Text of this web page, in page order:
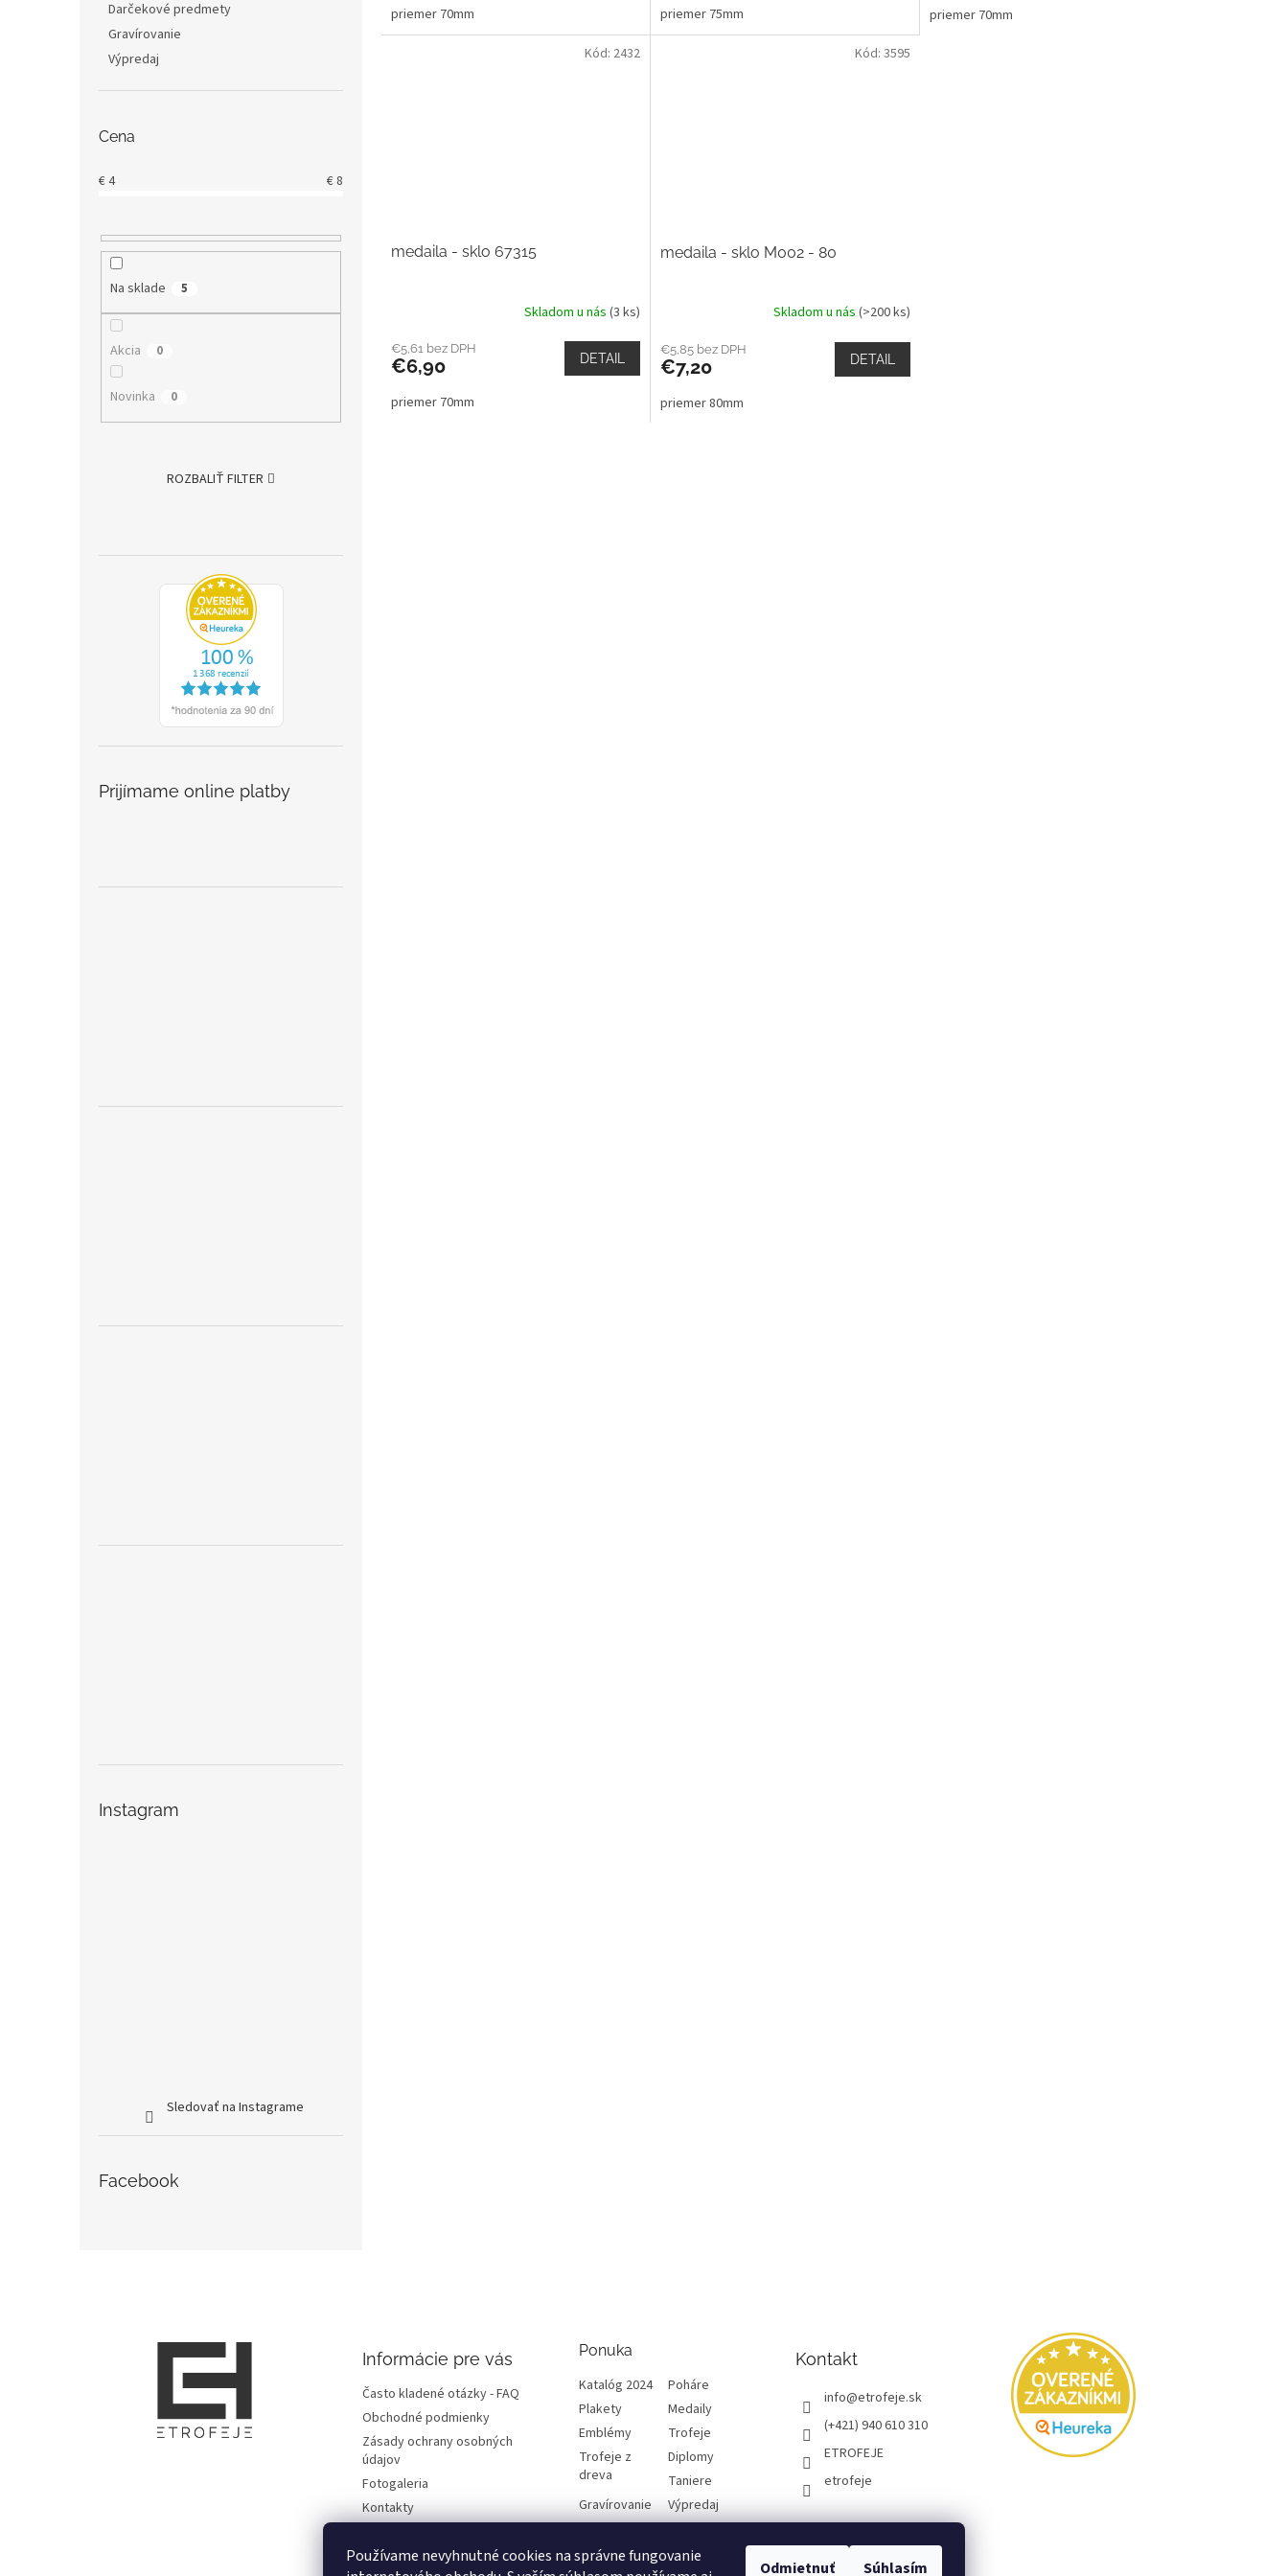
Používame nevyhnutné cookies na správne fungovanie
Odmietnuť Súhlasím
Darčekové predmety
Gravírovanie
Výpredaj
Cena
€4 €8
Na sklade 5
Akcia 0
Novinka 0
ROZBALIŤ FILTER
Prijímame online platby
Instagram
Sledovať na Instagrame
Facebook
priemer 70mm priemer 75mm priemer 70mm
medaila - sklo 67315
Skladom u nás (3 ks)
€5,61 bez DPH
€6,90 DETAIL
priemer 70mm
Kód: 2432
medaila - sklo M002 - 80
Skladom u nás (>200 ks)
€5,85 bez DPH
€7,20 DETAIL
priemer 80mm
Kód: 3595
Informácie pre vás
Často kladené otázky - FAQ
Obchodné podmienky
Zásady ochrany osobných
údajov
Fotogaleria
Kontakty
Doprava, platba a dôležité
Ponuka
Katalóg 2024
Poháre
Plakety
Medaily
Emblémy
Trofeje
Trofeje z
dreva
Diplomy
Taniere
Výpredaj
Gravírovanie
Kontakt
info@etrofeje.sk
(+421) 940 610 310
ETROFEJE
etrofeje